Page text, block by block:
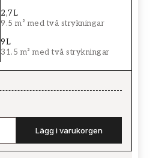
2,7L
9.5 m² med två strykningar
9L
31.5 m² med två strykningar
Lägg i varukorgen